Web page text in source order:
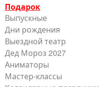
Подарок
Выпускные
Дни рождения
Выездной театр
Дед Мороз 2027
Аниматоры
Мастер-классы